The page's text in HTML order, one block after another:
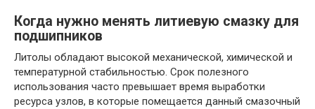
Когда нужно менять литиевую смазку для
подшипников
Литолы обладают высокой механической, химической и
температурной стабильностью. Срок полезного
использования часто превышает время выработки
ресурса узлов, в которые помещается данный смазочный